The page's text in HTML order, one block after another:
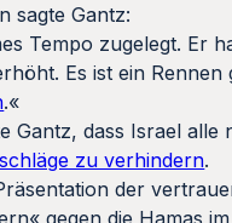
sagte Gantz:
Tempo zugelegt. Er
Es ist ein Rennen
.«
Gantz, dass Israel
zu verhindern.
der